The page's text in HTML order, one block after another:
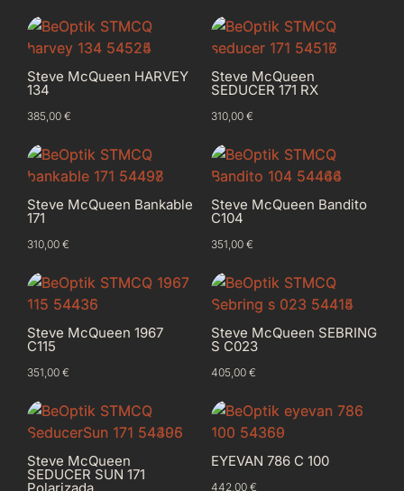
Steve McQueen HARVEY
134
385,00 €
Steve McQueen
SEDUCER 171 RX
310,00 €
Steve McQueen Bankable
171
310,00 €
Steve McQueen Bandito
C104
351,00 €
Steve McQueen 1967
C115
351,00 €
Steve McQueen SEBRING
S C023
405,00 €
Steve McQueen
SEDUCER SUN 171
EYEVAN 786 C 100
442,00 €